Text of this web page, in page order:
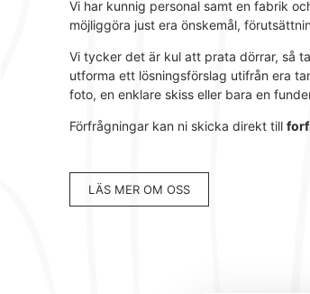
Vi har kunnig personal samt en fabrik
möjliggöra just era önskemål,
Vi tycker det är kul att prata dörrar, så
utforma ett lösningsförslag utifrån era
foto, en enklare skiss eller bara en
Förfrågningar kan ni skicka direkt till
LÄS MER OM OSS